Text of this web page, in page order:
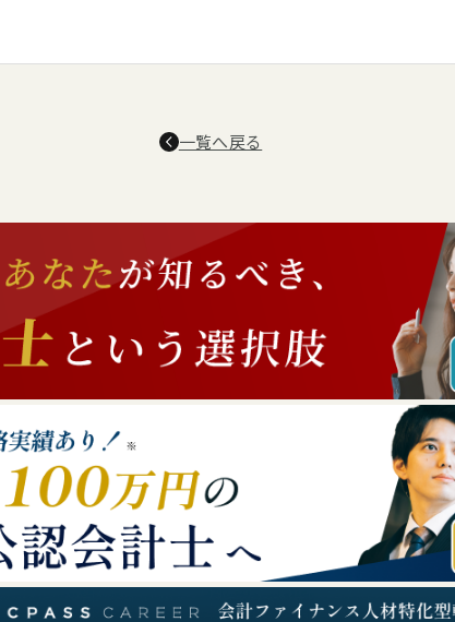
一覧へ戻る